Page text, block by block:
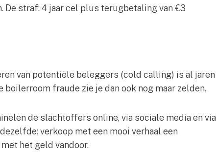
straf: 4 jaar cel plus terugbetaling van €3
van potentiële beleggers (cold calling) is al jaren
boilerroom fraude zie je dan ook nog maar zelden.
de slachtoffers online, via sociale media en via
verkoop met een mooi verhaal een
het geld vandoor.